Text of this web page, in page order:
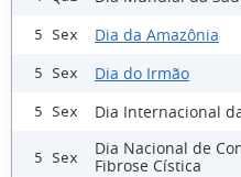
5 Sex Dia da Amazônia
5 Sex Dia do Irmão
5 Sex Dia Internacional
5 Sex
Dia Nacional de
Fibrose Cística